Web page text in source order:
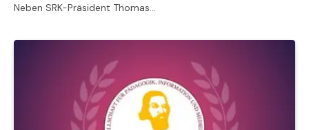
Neben SRK-Präsident Thomas…